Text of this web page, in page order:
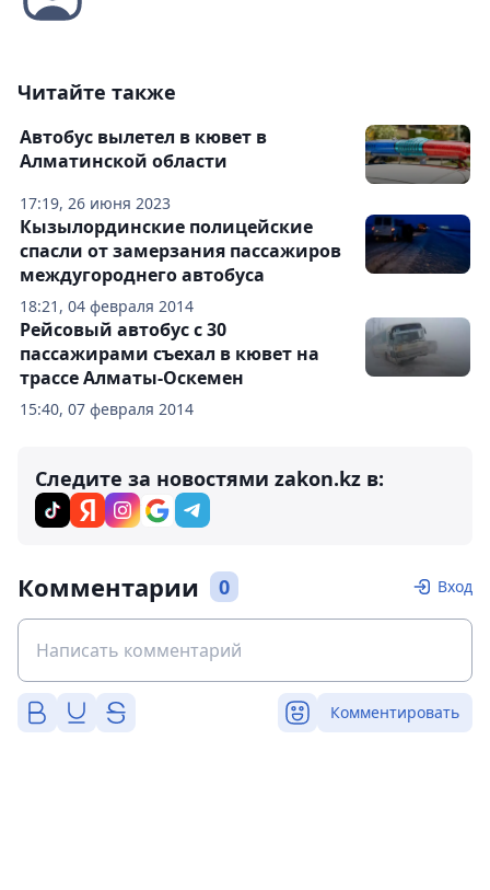
Читайте также
17:19, 26 июня 2023
Автобус вылетел в кювет в
Алматинской области
18:21, 04 февраля 2014
Кызылординские полицейские
спасли от замерзания пассажиров
междугороднего автобуса
15:40, 07 февраля 2014
Рейсовый автобус с 30
пассажирами съехал в кювет на
трассе Алматы-Оскемен
Следите за новостями zakon.kz в:
Комментарии 0 Вход
Комментировать